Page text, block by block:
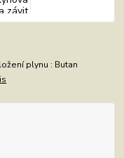
plynu : Butan